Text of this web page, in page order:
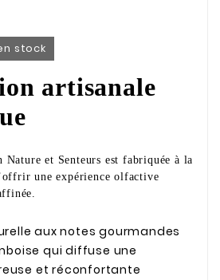
stock
artisanale
Nature et Senteurs est fabriquée à la
une expérience olfactive
aux notes gourmandes
qui diffuse une
et réconfortante